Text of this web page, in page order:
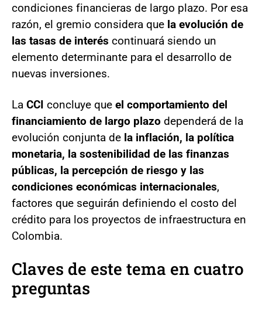
condiciones financieras de largo plazo. Por esa
razón, el gremio considera que la evolución de
las tasas de interés continuará siendo un
elemento determinante para el desarrollo de
nuevas inversiones.
La CCI concluye que el comportamiento del
financiamiento de largo plazo dependerá de la
evolución conjunta de la inflación, la política
monetaria, la sostenibilidad de las finanzas
públicas, la percepción de riesgo y las
condiciones económicas internacionales,
factores que seguirán definiendo el costo del
crédito para los proyectos de infraestructura en
Colombia.
Claves de este tema en cuatro
preguntas